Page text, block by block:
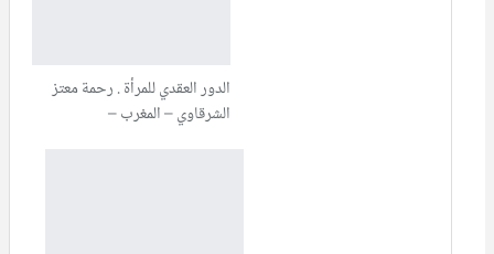
الدور العقدي للمرأة . رحمة معتز
الشرقاوي – المغرب –